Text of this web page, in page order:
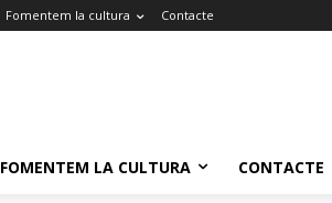
Fomentem la cultura Contacte
FOMENTEM LA CULTURA CONTACTE